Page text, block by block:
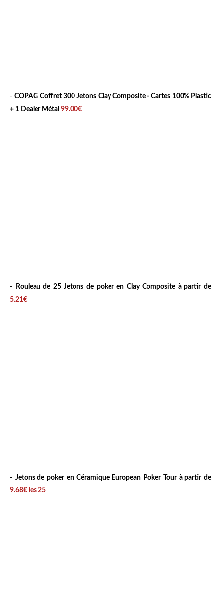
-COPAG Coffret 300 Jetons Clay Composite - Cartes 100% Plastic
+ 1 Dealer Métal 99.00€
-
Rouleau de 25 Jetons de poker en Clay Composite à partir de
5.21€
- Jetons de poker en Céramique European Poker Tour à partir de
9.68€ les 25